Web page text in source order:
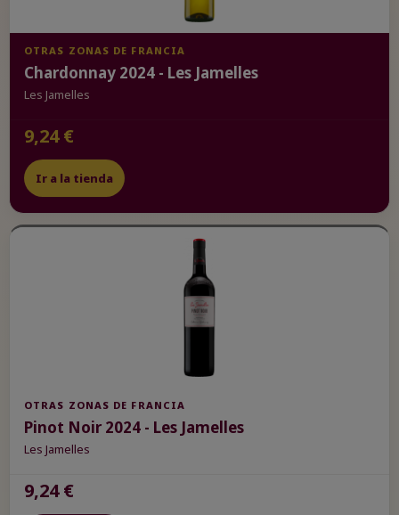
OTRAS ZONAS DE FRANCIA
Chardonnay 2024 - Les Jamelles
Les Jamelles
9,24 €
Ir a la tienda
OTRAS ZONAS DE FRANCIA
Pinot Noir 2024 - Les Jamelles
Les Jamelles
9,24 €